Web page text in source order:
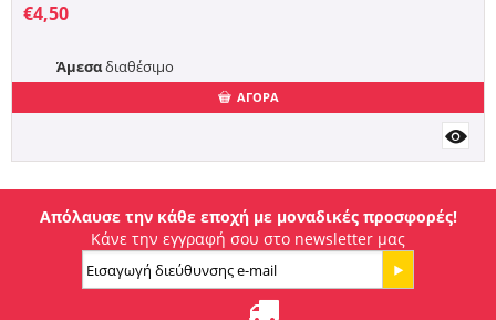
€4,50
Άμεσαδιαθέσιμο
ΑΓΟΡΑ
Απόλαυσε την κάθε εποχή με μοναδικές προσφορές!
Κάνε την εγγραφή σου στο newsletter μας